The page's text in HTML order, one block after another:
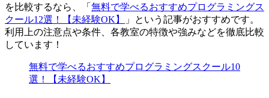
を比較するなら、「 無料で学べるおすすめプログラミングス
クール12選！【未経験OK】
」という記事がおすすめです。
利用上の注意点や条件、各教室の特徴や強みなどを徹底比較
しています！
無料で学べるおすすめプログラミングスクール10
選！【未経験OK】